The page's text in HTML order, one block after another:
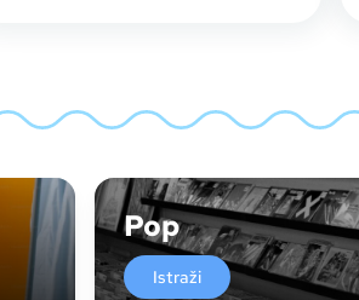
Pop
Istraži